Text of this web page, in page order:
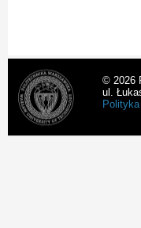
© 2026
ul.